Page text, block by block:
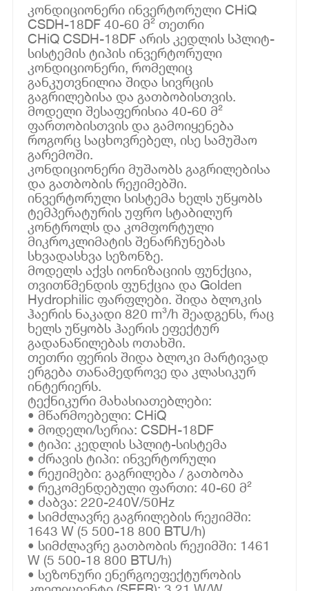
კონდიციონერი ინვერტორული CHiQ
CSDH-18DF 40-60 მ² თეთრი
CHiQ CSDH-18DF არის კედლის სპლიტ-
სისტემის ტიპის ინვერტორული
კონდიციონერი, რომელიც
განკუთვნილია შიდა სივრცის
გაგრილებისა და გათბობისთვის.
მოდელი შესაფერისია 40-60 მ²
ფართობისთვის და გამოიყენება
როგორც საცხოვრებელ, ისე სამუშაო
გარემოში.
კონდიციონერი მუშაობს გაგრილებისა
და გათბობის რეჟიმებში.
ინვერტორული სისტემა ხელს უწყობს
ტემპერატურის უფრო სტაბილურ
კონტროლს და კომფორტული
მიკროკლიმატის შენარჩუნებას
სხვადასხვა სეზონზე.
მოდელს აქვს იონიზაციის ფუნქცია,
თვითწმენდის ფუნქცია და Golden
Hydrophilic ფარფლები. შიდა ბლოკის
ჰაერის ნაკადი 820 m³/h შეადგენს, რაც
ხელს უწყობს ჰაერის ეფექტურ
გადანაწილებას ოთახში.
თეთრი ფერის შიდა ბლოკი მარტივად
ერგება თანამედროვე და კლასიკურ
ინტერიერს.
ტექნიკური მახასიათებლები:
• მწარმოებელი: CHiQ
• მოდელი/სერია: CSDH-18DF
• ტიპი: კედლის სპლიტ-სისტემა
• ძრავის ტიპი: ინვერტორული
• რეჟიმები: გაგრილება / გათბობა
• რეკომენდებული ფართი: 40-60 მ²
• ძაბვა: 220-240V/50Hz
• სიმძლავრე გაგრილების რეჟიმში:
1643 W (5 500-18 800 BTU/h)
• სიმძლავრე გათბობის რეჟიმში: 1461
W (5 500-18 800 BTU/h)
• სეზონური ენერგოეფექტურობის